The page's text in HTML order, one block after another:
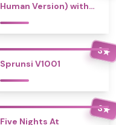
Human Version) with
3★
Sprunsi V1001
3★
Five Nights At